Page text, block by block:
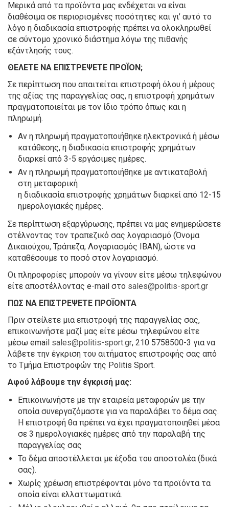
Μερικά από τα προϊόντα μας ενδέχεται να είναι
διαθέσιμα σε περιορισμένες ποσότητες και γι’ αυτό το
λόγο η διαδικασία επιστροφής πρέπει να ολοκληρωθεί
σε σύντομο χρονικό διάστημα λόγω της πιθανής
εξάντλησής τους.
ΘΕΛΕΤΕ ΝΑ ΕΠΙΣΤΡΕΨΕΤΕ ΠΡΟΪΟΝ;
Σε περίπτωση που απαιτείται επιστροφή όλου ή μέρους
της αξίας της παραγγελίας σας, η επιστροφή χρημάτων
πραγματοποιείται με τον ίδιο τρόπο όπως και η
πληρωμή.
Αν η πληρωμή πραγματοποιήθηκε ηλεκτρονικά ή μέσω
κατάθεσης, η διαδικασία επιστροφής χρημάτων
διαρκεί από 3-5 εργάσιμες ημέρες.
Αν η πληρωμή πραγματοποιήθηκε με αντικαταβολή
στη μεταφορική
η διαδικασία επιστροφής χρημάτων διαρκεί από 12-15
ημερολογιακές ημέρες.
Σε περίπτωση εξαργύρωσης, πρέπει να μας ενημερώσετε
στέλνοντας τον τραπεζικό σας λογαριασμό (Όνομα
Δικαιούχου, Τράπεζα, Λογαριασμός IBAN), ώστε να
καταθέσουμε το ποσό στον λογαριασμό.
Οι πληροφορίες μπορούν να γίνουν είτε μέσω τηλεφώνου
είτε αποστέλλοντας e-mail στο sales@politis-sport.gr
ΠΩΣ ΝΑ ΕΠΙΣΤΡΕΨΕΤΕ ΠΡΟΪΟΝΤΑ
Πριν στείλετε μια επιστροφή της παραγγελίας σας,
επικοινωνήστε μαζί μας είτε μέσω τηλεφώνου είτε
μέσω email sales@politis-sport.gr, 210 5758500-3 για να
λάβετε την έγκριση του αιτήματος επιστροφής σας από
το Τμήμα Επιστροφών της Politis Sport.
Αφού λάβουμε την έγκρισή μας:
Επικοινωνήστε με την εταιρεία μεταφορών με την
οποία συνεργαζόμαστε για να παραλάβει το δέμα σας.
Η επιστροφή θα πρέπει να έχει πραγματοποιηθεί μέσα
σε 3 ημερολογιακές ημέρες από την παραλαβή της
παραγγελίας σας
Το δέμα αποστέλλεται με έξοδα του αποστολέα (δικά
σας).
Χωρίς χρέωση επιστρέφονται μόνο τα προϊόντα τα
οποία είναι ελλαττωματικά.